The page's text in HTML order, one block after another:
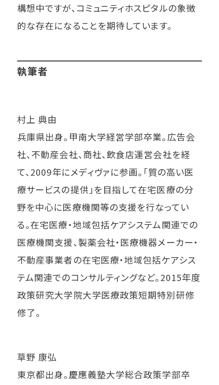
構想中ですが、コミュニティホスピタルの象徴
的な存在になることを期待しています。
執筆者
村上 典由
兵庫県出身。甲南大学経営学部卒業。広告会
社、不動産会社、商社、飲食店運営会社を経
て、2009年にメディヴァに参画。「質の高い医
療サービスの提供」を目指して在宅医療の分
野を中心に医療機関等の支援を行なってい
る。在宅医療・地域包括ケアシステム関連での
医療機関支援、製薬会社・医療機器メーカー・
不動産事業者の在宅医療・地域包括ケアシス
テム関連でのコンサルティングなど。2015年度
政策研究大学院大学医療政策短期特別研修
修了。
草野 康弘
東京都出身。慶應義塾大学総合政策学部卒